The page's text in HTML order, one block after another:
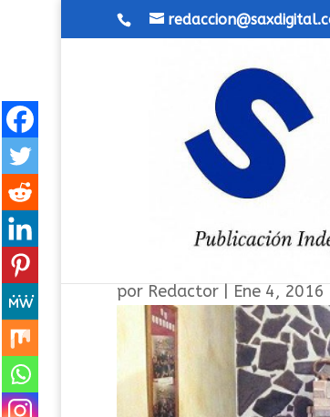
Futbol Sala de
por Redactor| Ene 4, 2016